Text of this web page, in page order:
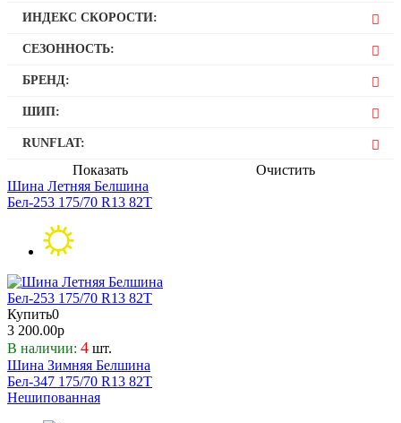
82
ИНДЕКС СКОРОСТИ:
T
СЕЗОННОСТЬ:
Зимняя
БРЕНД:
Белшина
ШИП:
Нет
RUNFLAT:
Показать
Очистить
Шина Летняя Белшина
Бел-253 175/70 R13 82T
Купить0
3 200.00р
В наличии: 4 шт.
Шина Зимняя Белшина
Бел-347 175/70 R13 82T
Нешипованная